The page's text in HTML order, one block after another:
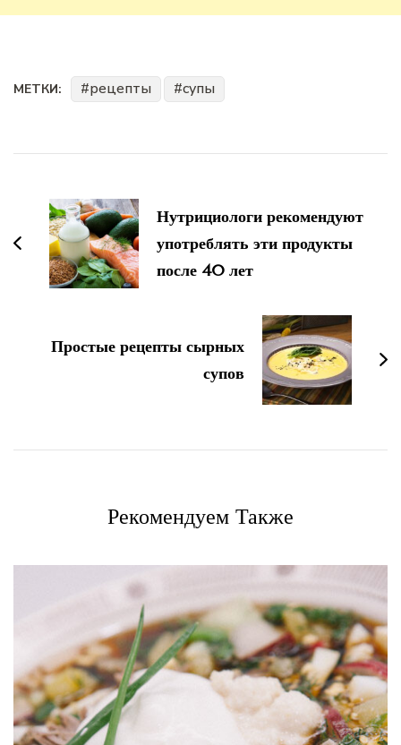
МЕТКИ: рецепты супы
записям
Нутрициологи рекомендуют
употреблять эти продукты
после 40 лет
Простые рецепты сырных
супов
Рекомендуем Также